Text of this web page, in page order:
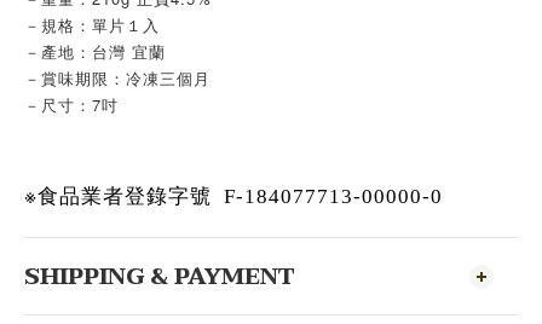
－規格：單片１入
－產地：台灣 宜蘭
－賞味期限：冷凍三個月
－尺寸：7吋
※食品業者登錄字號 F-184077713-00000-0
SHIPPING & PAYMENT